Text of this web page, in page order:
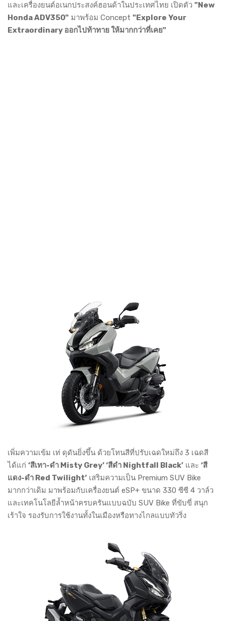
และเครื่องยนต์อเนกประสงค์ฮอนด้าในประเทศไทย เปิดตัว "New
Honda ADV350" มาพร้อม Concept "Explore Your
Extraordinary ออกไปท้าทาย ให้มากกว่าที่เคย"
เพิ่มความเข้ม เท่ ดุดันยิ่งขึ้น ด้วยโทนสีที่ปรับเฉดใหม่ถึง 3 เฉดสี
ได้แก่ ‘สีเทา-ดำ Misty Grey’ ‘สีดำ Nightfall Black’ และ ‘สี
แดง-ดำ Red Twilight’ เสริมความเป็น Premium SUV Bike
มากกว่าเดิม มาพร้อมกับเครื่องยนต์ eSP+ ขนาด 330 ซีซี 4 วาล์ว
และเทคโนโลยีล้ำหน้าครบครันแบบฉบับ SUV Bike ที่ขับขี่ สนุก
เร้าใจ รองรับการใช้งานทั้งในเมืองหรือทางไกลแบบทัวริ่ง